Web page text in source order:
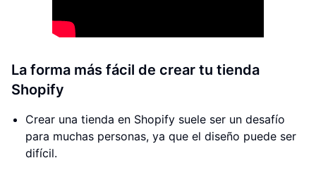
La forma más fácil de crear tu tienda
Shopify
Crear una tienda en Shopify suele ser un desafío
para muchas personas, ya que el diseño puede ser
difícil.